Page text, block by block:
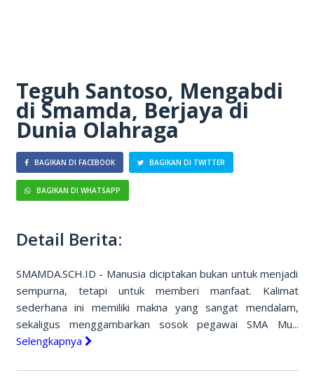
Teguh Santoso, Mengabdi
di Smamda, Berjaya di
Dunia Olahraga
BAGIKAN DI FACEBOOK BAGIKAN DI TWITTER
BAGIKAN DI WHATSAPP
Detail Berita:
SMAMDA.SCH.ID - Manusia diciptakan bukan untuk menjadi
sempurna, tetapi untuk memberi manfaat. Kalimat
sederhana ini memiliki makna yang sangat mendalam,
sekaligus menggambarkan sosok pegawai SMA Mu...
Selengkapnya